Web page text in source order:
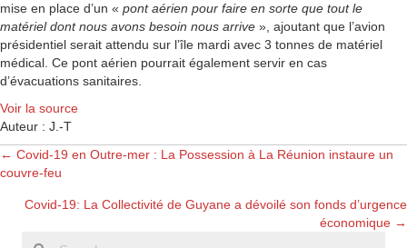
mise en place d’un « pont aérien pour faire en sorte que tout le
matériel dont nous avons besoin nous arrive », ajoutant que l’avion
présidentiel serait attendu sur l’île mardi avec 3 tonnes de matériel
médical. Ce pont aérien pourrait également servir en cas
d’évacuations sanitaires.
Voir la source
Auteur : J.-T
Posts
navigation
← Covid-19 en Outre-mer : La Possession à La Réunion instaure un
couvre-feu
Covid-19: La Collectivité de Guyane a dévoilé son fonds d’urgence
économique →